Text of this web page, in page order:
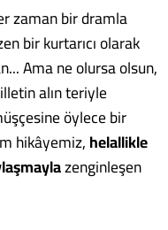
zaman bir dramla
bir kurtarıcı olarak
Ama ne olursa olsun,
alın teriyle
öylece bir
hikâyemiz,helallikle
zenginleşen